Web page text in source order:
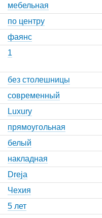
мебельная
по центру
фаянс
1
без столешницы
современный
Luxury
прямоугольная
белый
накладная
Dreja
Чехия
5 лет